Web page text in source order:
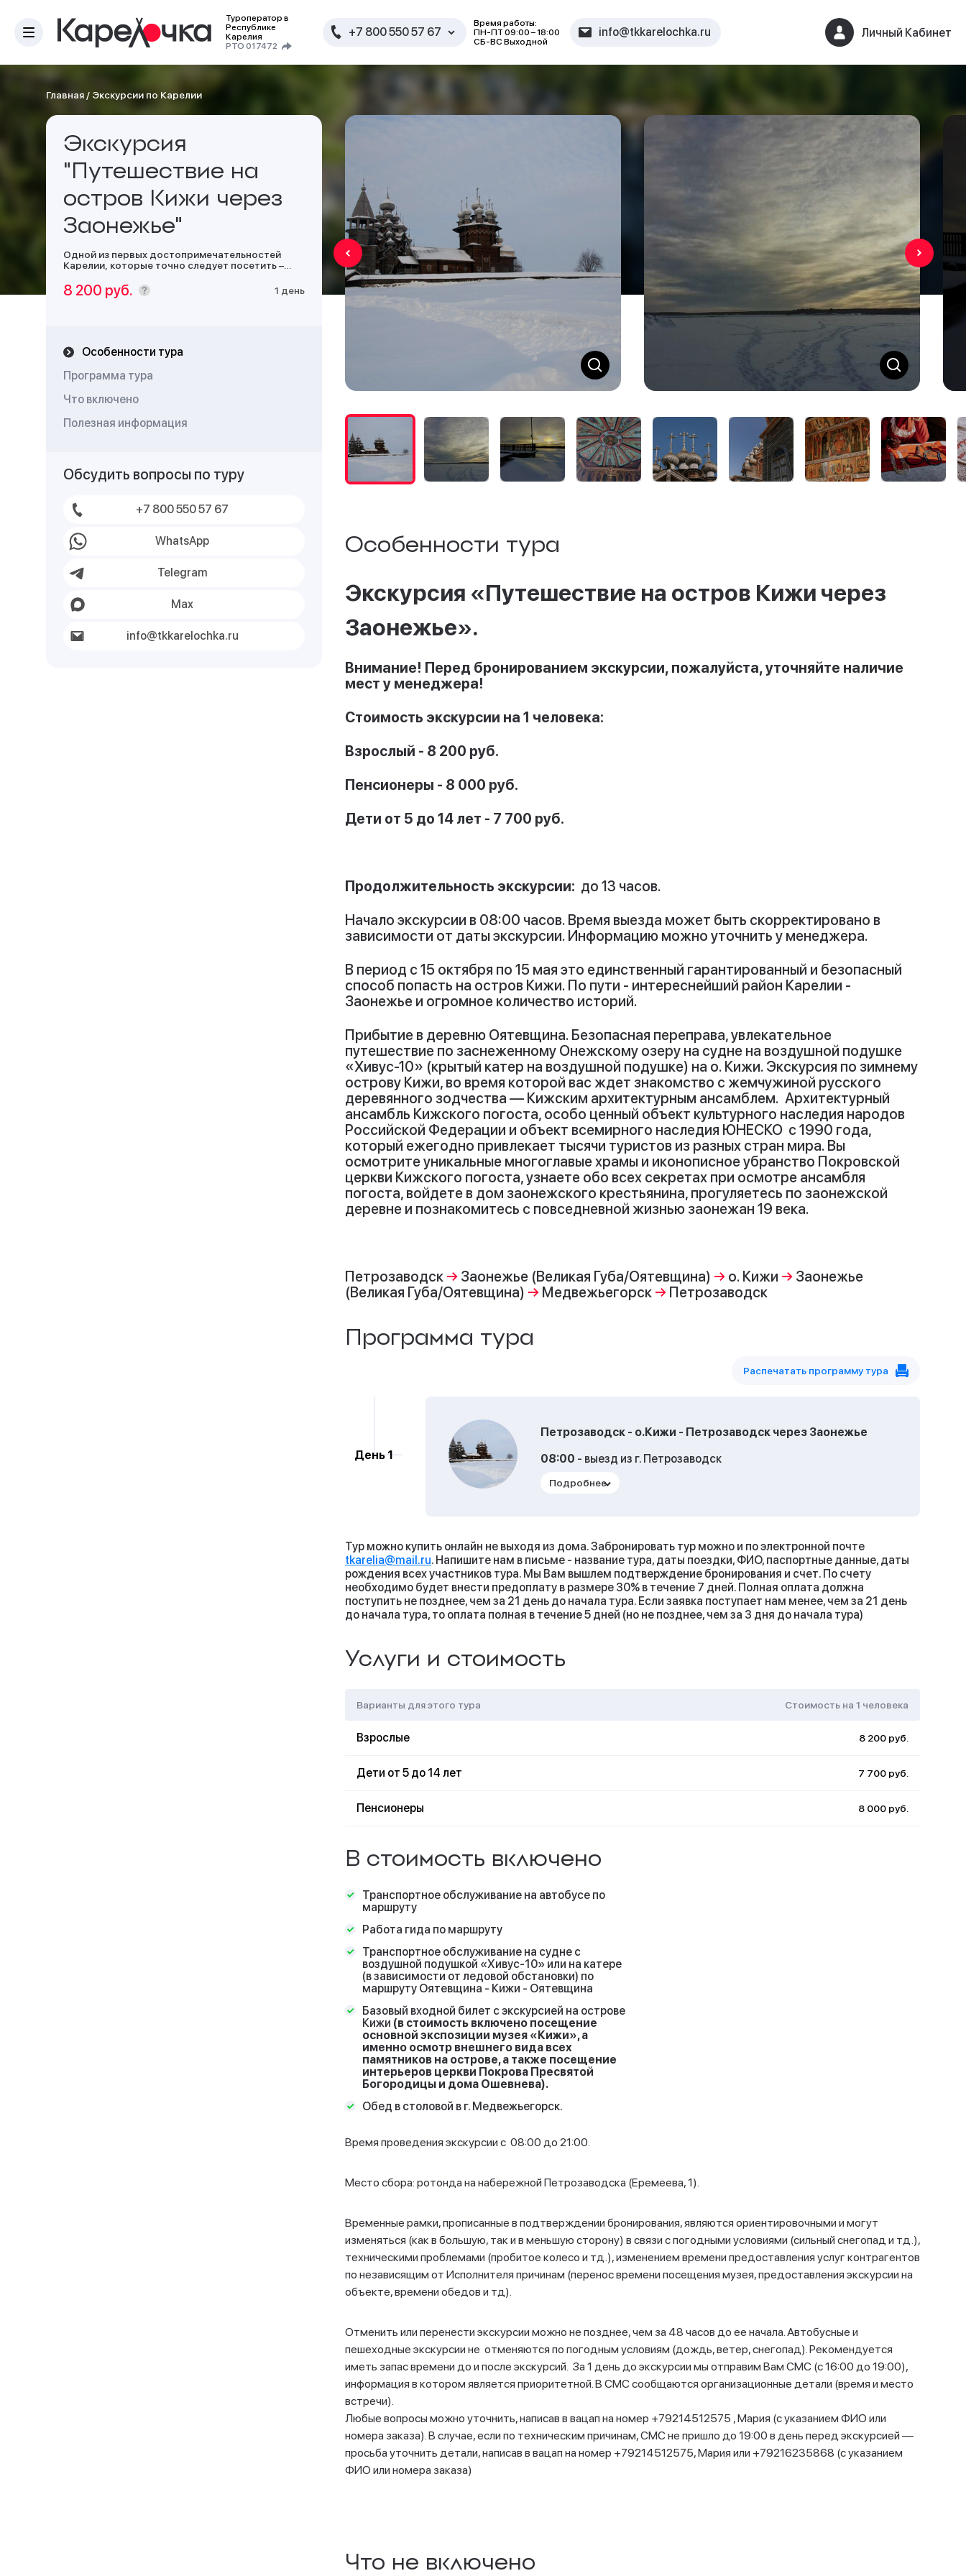
Туроператор в
Республике
Карелия
РТО 017472
+7 800 550 57 67
Время работы:
ПН-ПТ 09:00 – 18:00
СБ-ВС Выходной
info@tkkarelochka.ru Личный Кабинет
Главная / Экскурсии по Карелии
Экскурсия
"Путешествие на
остров Кижи через
Заонежье"
Одной из первых достопримечательностей
Карелии, которые точно следует посетить –
отправиться на в экскурсию на Кижи через
живописные места Заонежья. На самом же
8 200 руб. 1 день
Особенности тура
Программа тура
Что включено
Полезная информация
Обсудить вопросы по туру
+7 800 550 57 67
WhatsApp
Telegram
Max
info@tkkarelochka.ru
Особенности тура
Экскурсия «Путешествие на остров Кижи через
Заонежье».
Внимание! Перед бронированием экскурсии, пожалуйста, уточняйте наличие
мест у менеджера!
Стоимость экскурсии на 1 человека:
Взрослый - 8 200 руб.
Пенсионеры - 8 000 руб.
Дети от 5 до 14 лет - 7 700 руб.
Продолжительность экскурсии: до 13 часов.
Начало экскурсии в 08:00 часов. Время выезда может быть скорректировано в
зависимости от даты экскурсии. Информацию можно уточнить у менеджера.
В период с 15 октября по 15 мая это единственный гарантированный и безопасный
способ попасть на остров Кижи. По пути - интереснейший район Карелии -
Заонежье и огромное количество историй.
Прибытие в деревню Оятевщина. Безопасная переправа, увлекательное
путешествие по заснеженному Онежскому озеру на судне на воздушной подушке
«Хивус-10» (крытый катер на воздушной подушке) на о. Кижи. Экскурсия по зимнему
острову Кижи, во время которой вас ждет знакомство с жемчужиной русского
деревянного зодчества — Кижским архитектурным ансамблем. Архитектурный
ансамбль Кижского погоста, особо ценный объект культурного наследия народов
Российской Федерации и объект всемирного наследия ЮНЕСКО с 1990 года,
который ежегодно привлекает тысячи туристов из разных стран мира. Вы
осмотрите уникальные многоглавые храмы и иконописное убранство Покровской
церкви Кижского погоста, узнаете обо всех секретах при осмотре ансамбля
погоста, войдете в дом заонежского крестьянина, прогуляетесь по заонежской
деревне и познакомитесь с повседневной жизнью заонежан 19 века.
Петрозаводск → Заонежье (Великая Губа/Оятевщина) → о. Кижи → Заонежье
(Великая Губа/Оятевщина) → Медвежьегорск → Петрозаводск
Программа тура
Распечатать программу тура
День 1
Петрозаводск - о.Кижи - Петрозаводск через Заонежье
08:00 - выезд из г. Петрозаводск
12:30- прибытие в деревню Оятевщина
13:00-14:30- экскурсия на острове Кижи по основной
экспозиции музея и свободное время
16:30- обед в г. Медвежьегорск (включен в стоимость)
20:00- возвращение в г. Петрозаводск (через деревню
Продолжительность программы: до 13 часов.
с погодными условиями (сильный снегопад и тд.),
изменением времени предоставления услуг контрагентов
В стоимость включено:
зависимости от погодных условий) и обратно (на автобусе,
Трансфер из д. Оятевщина до о. Кижи (на судне на
воздушной подушке «Хивус-10» или на катере)
Входные билеты с экскурсией на о. Кижи
включено посещение основной экспозиции музея «Кижи»,
а именно осмотр внешнего вида всех памятников на
острове, а также посещение интерьеров церкви Покрова
Пресвятой Богородицы и дома Ошевнева)
Обед в столовой в г. Медвежьегорск
Внимание!Кафе на острове работает только летом, просьба
брать с собой чай и бутерброды/еду, перекуус, так как обед
поздний.
Тур можно купить онлайн не выходя из дома. Забронировать тур можно и по электронной почте
tkarelia@mail.ru. Напишите нам в письме - название тура, даты поездки, ФИО, паспортные данные, даты
рождения всех участников тура. Мы Вам вышлем подтверждение бронирования и счет. По счету
необходимо будет внести предоплату в размере 30% в течение 7 дней. Полная оплата должна
поступить не позднее, чем за 21 день до начала тура. Если заявка поступает нам менее, чем за 21 день
до начала тура, то оплата полная в течение 5 дней (но не позднее, чем за 3 дня до начала тура)
Услуги и стоимость
Варианты для этого тура Стоимость на 1 человека
Взрослые 8 200 руб.
Дети от 5 до 14 лет 7 700 руб.
Пенсионеры 8 000 руб.
В стоимость включено
Транспортное обслуживание на автобусе по
маршруту
Работа гида по маршруту
Транспортное обслуживание на судне с
воздушной подушкой «Хивус-10» или на катере
(в зависимости от ледовой обстановки) по
маршруту Оятевщина - Кижи - Оятевщина
Базовый входной билет с экскурсией на острове
Кижи (в стоимость включено посещение
основной экспозиции музея «Кижи», а
именно осмотр внешнего вида всех
памятников на острове, а также посещение
интерьеров церкви Покрова Пресвятой
Богородицы и дома Ошевнева).
Обед в столовой в г. Медвежьегорск.
Время проведения экскурсии с 08:00 до 21:00.
Место сбора: ротонда на набережной Петрозаводска (Еремеева, 1).
Временные рамки, прописанные в подтверждении бронирования, являются ориентировочными и могут
изменяться (как в большую, так и в меньшую сторону) в связи с погодными условиями (сильный снегопад и тд.),
техническими проблемами (пробитое колесо и тд.), изменением времени предоставления услуг контрагентов
по независящим от Исполнителя причинам (перенос времени посещения музея, предоставления экскурсии на
объекте, времени обедов и тд).
Отменить или перенести экскурсии можно не позднее, чем за 48 часов до ее начала. Автобусные и
пешеходные экскурсии не отменяются по погодным условиям (дождь, ветер, снегопад). Рекомендуется
иметь запас времени до и после экскурсий. За 1 день до экскурсии мы отправим Вам СМС (с 16:00 до 19:00),
информация в котором является приоритетной. В СМС сообщаются организационные детали (время и место
встречи).
Любые вопросы можно уточнить, написав в вацап на номер +79214512575 , Мария (с указанием ФИО или
номера заказа). В случае, если по техническим причинам, СМС не пришло до 19:00 в день перед экскурсией —
просьба уточнить детали, написав в вацап на номер +79214512575, Мария или +79216235868 (с указанием
ФИО или номера заказа)
Что не включено